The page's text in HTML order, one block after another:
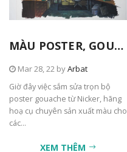
MÀU POSTER, GOUACHE TỪ NICKER
Mar 28, 22 byArbat
Giờ đây việc sắm sửa trọn bộ
poster gouache từ Nicker, hãng
hoạ cụ chuyên sản xuất màu cho
các...
XEM THÊM